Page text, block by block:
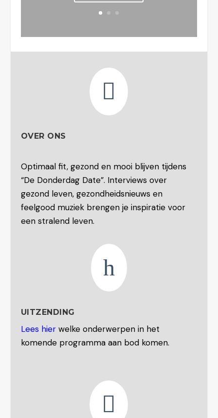

OVER ONS
Optimaal fit, gezond en mooi blijven tijdens
“De Donderdag Date”. Interviews over
gezond leven, gezondheidsnieuws en
feelgood muziek brengen je inspiratie voor
een stralend leven.
h
UITZENDING
Lees hier welke onderwerpen in het
komende programma aan bod komen.
